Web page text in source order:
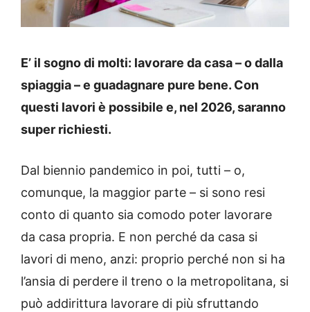
E’ il sogno di molti: lavorare da casa – o dalla
spiaggia – e guadagnare pure bene. Con
questi lavori è possibile e, nel 2026, saranno
super richiesti.
Dal biennio pandemico in poi, tutti – o,
comunque, la maggior parte – si sono resi
conto di quanto sia comodo poter lavorare
da casa propria. E non perché da casa si
lavori di meno, anzi: proprio perché non si ha
l’ansia di perdere il treno o la metropolitana, si
può addirittura lavorare di più sfruttando